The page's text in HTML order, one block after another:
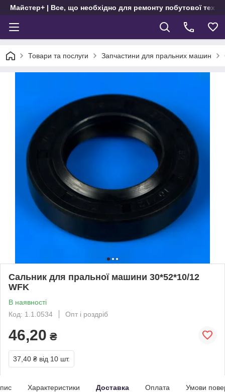
Майстер+ | Все, що необхідно для ремонту побутової
Товари та послуги Запчастини для пральних машин
Сальник для пральної машини 30*52*10/12
WFK
В наявності
Код: 1.1.0534
Опт і роздріб
46,20 ₴
37,40 ₴ від 10 шт.
Характеристики Доставка Оплата Умови